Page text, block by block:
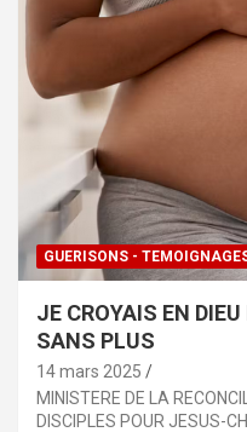
GUERISONS -
JE CROYAIS EN
SANS PLUS
14 mars 2025
MINISTERE DE LA
DISCIPLES POUR JESUS-